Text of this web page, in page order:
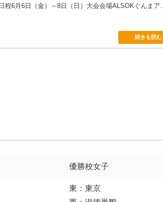
程6月6日（金）～8日（日）大会会場ALSOKぐんまア...
優勝校女子
東：東京